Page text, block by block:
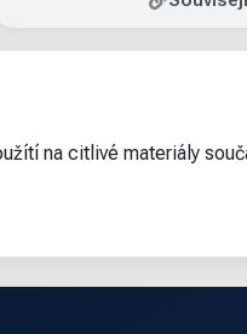
na citlivé materiály